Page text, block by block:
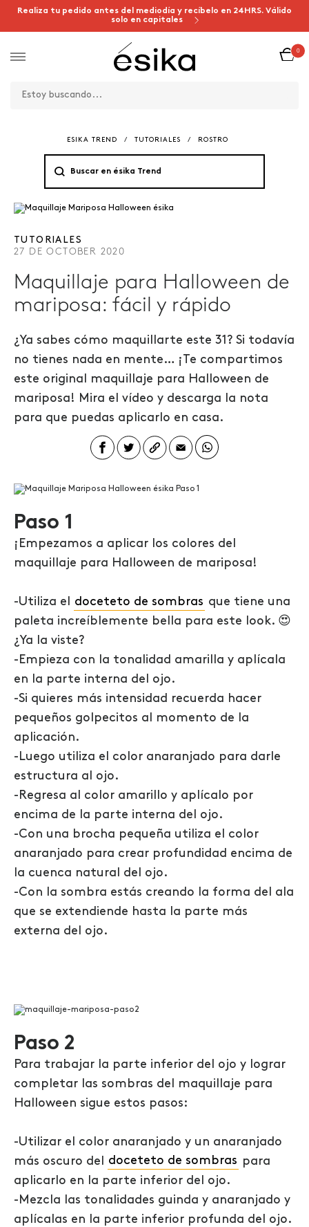
Realiza tu pedido antes del mediodía y recíbelo en 24HRS. Válido
solo en capitales
0
ESIKA TREND / TUTORIALES / ROSTRO
TUTORIALES
27 DE OCTOBER 2020
Maquillaje para Halloween de
mariposa: fácil y rápido
¿Ya sabes cómo maquillarte este 31? Si todavía
no tienes nada en mente… ¡Te compartimos
este original maquillaje para Halloween de
mariposa! Mira el vídeo y descarga la nota
para que puedas aplicarlo en casa.
Paso 1
¡Empezamos a aplicar los colores del
maquillaje para Halloween de mariposa!
-Utiliza el doceteto de sombras que tiene una
paleta increíblemente bella para este look. 😍
¿Ya la viste?
-Empieza con la tonalidad amarilla y aplícala
en la parte interna del ojo.
-Si quieres más intensidad recuerda hacer
pequeños golpecitos al momento de la
aplicación.
-Luego utiliza el color anaranjado para darle
estructura al ojo.
-Regresa al color amarillo y aplícalo por
encima de la parte interna del ojo.
-Con una brocha pequeña utiliza el color
anaranjado para crear profundidad encima de
la cuenca natural del ojo.
-Con la sombra estás creando la forma del ala
que se extendiende hasta la parte más
externa del ojo.
Paso 2
Para trabajar la parte inferior del ojo y lograr
completar las sombras del maquillaje para
Halloween sigue estos pasos:
-Utilizar el color anaranjado y un anaranjado
más oscuro del
doceteto de sombras para
aplicarlo en la parte inferior del ojo.
-Mezcla las tonalidades guinda y anaranjado y
aplícalas en la parte inferior profunda del ojo.